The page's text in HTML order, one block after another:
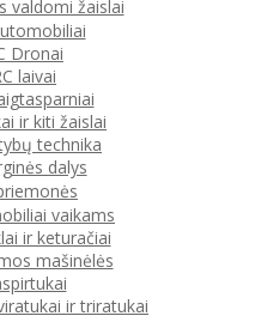
valdomi žaislai
Dronai
laivai
ir kiti žaislai
technika
dalys
vaikams
ir keturačiai
mašinėlės
ir triratukai